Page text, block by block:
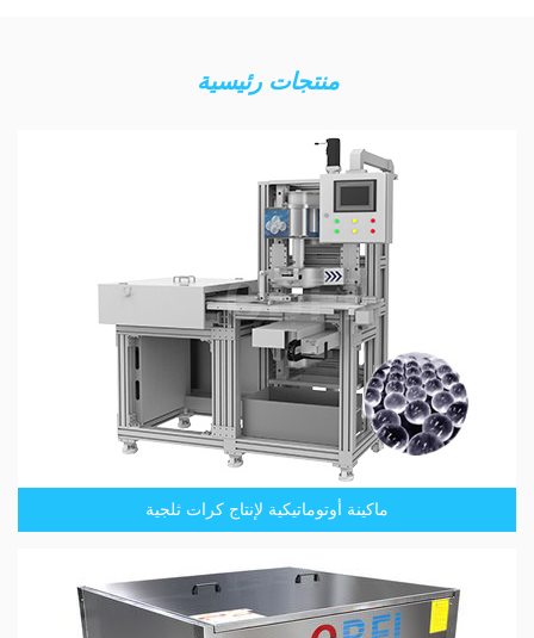
منتجات رئيسية
ماكينة أوتوماتيكية لإنتاج كرات ثلجية